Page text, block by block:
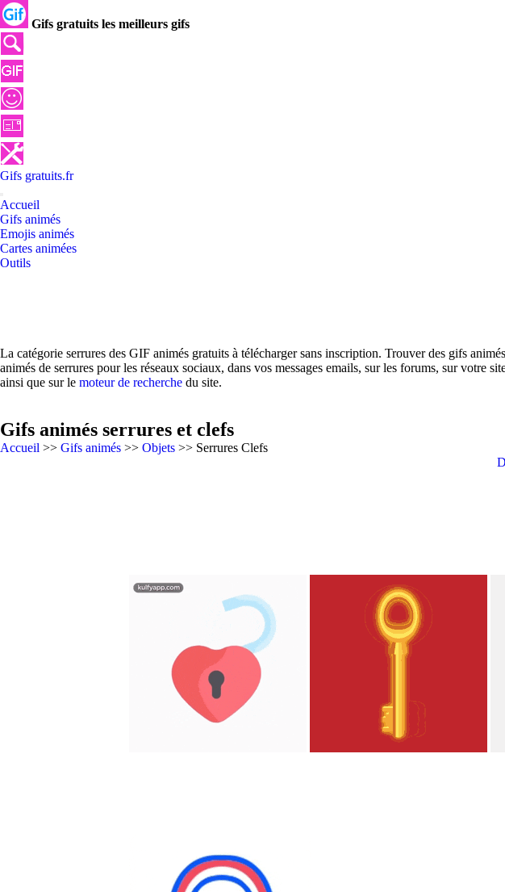
Gifs gratuits les meilleurs gifs
Gifs gratuits.fr
Accueil
Gifs animés
Emojis animés
Cartes animées
Outils
La catégorie serrures des GIF animés gratuits à télécharger sans inscription. Trouver des gifs
animés de serrures pour les réseaux sociaux, dans vos messages emails, sur les forums, sur votre
ainsi que sur le moteur de recherche du site.
Gifs animés serrures et clefs
Accueil >> Gifs animés >> Objets >> Serrures Clefs